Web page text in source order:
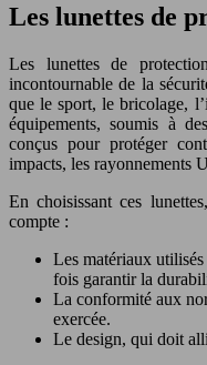
Les lunettes de
Les lunettes de
incontournable de la
que le sport, le bricolage,
équipements, soumis à
conçus pour protéger
impacts, les rayonnements
En choisissant ces
compte :
Les matériaux
fois garantir la
La conformité aux
exercée.
Le design, qui doit